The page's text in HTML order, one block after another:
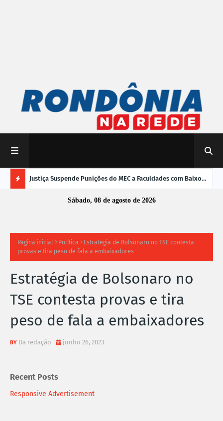
A
S
N
C
I
Justiça Suspende Punições do MEC a Faculdades com Baixo
Desempenho no EnamedSábado, 08 de agosto de 2026
Página inicial Política
Estratégia de Bolsonaro no TSE contesta
provas e tira peso de fala a embaixadores
Estratégia de Bolsonaro no
TSE contesta provas e tira
peso de fala a embaixadores
Da redação junho 26, 2023
Recent Posts
Responsive Advertisement